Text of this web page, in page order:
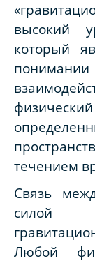
высокий
который
течением
Связь
силой
Любой